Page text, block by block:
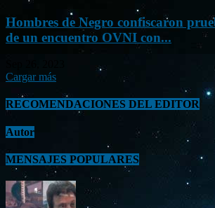
Hombres de Negro confiscaron
de un encuentro OVNI con...
Cargar más
RECOMENDACIONES DEL EDITOR
Autor
MENSAJES POPULARES